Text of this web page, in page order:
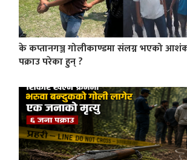
के कप्तानगञ्ज गोलीकाण्डमा संलग्न भएको
पक्राउ परेका हुन् ?